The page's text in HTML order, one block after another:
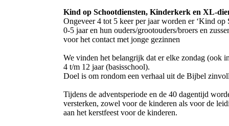
Kind op Schootdiensten, Kinderkerk en XL-
Ongeveer 4 tot 5 keer per jaar worden er ‘Kind
0-5 jaar en hun ouders/grootouders/broers en
voor het contact met jonge gezinnen
We vinden het belangrijk dat er elke zondag (ook
4 t/m 12 jaar (basisschool).
Doel is om rondom een verhaal uit de Bijbel
Tijdens de adventsperiode en de 40 dagentijd
versterken, zowel voor de kinderen als voor de
aan het kerstfeest voor de kinderen.